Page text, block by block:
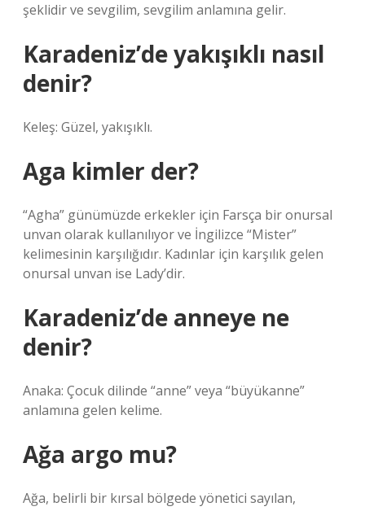
şeklidir ve sevgilim, sevgilim anlamına gelir.
Karadeniz’de yakışıklı nasıl
denir?
Keleş: Güzel, yakışıklı.
Aga kimler der?
“Agha” günümüzde erkekler için Farsça bir onursal
unvan olarak kullanılıyor ve İngilizce “Mister”
kelimesinin karşılığıdır. Kadınlar için karşılık gelen
onursal unvan ise Lady’dir.
Karadeniz’de anneye ne
denir?
Anaka: Çocuk dilinde “anne” veya “büyükanne”
anlamına gelen kelime.
Ağa argo mu?
Ağa, belirli bir kırsal bölgede yönetici sayılan,